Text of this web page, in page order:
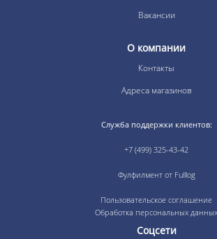
Вакансии
О компании
Контакты
Адреса магазинов
Служба поддержки клиентов:
+7 (499) 325-43-42
Фулфилмент от Fulllog
Пользовательское соглашение
Обработка персональных данных
Соцсети